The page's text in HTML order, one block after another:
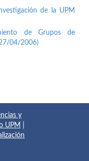
de la UPM
de Grupos de
04/2006)
y
UPM